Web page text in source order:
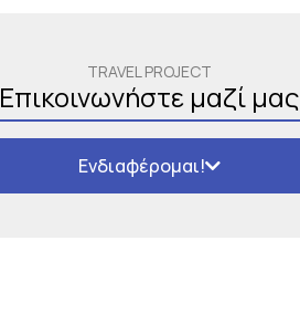
TRAVEL PROJECT
Επικοινωνήστε μαζί μας
Ενδιαφέρομαι!